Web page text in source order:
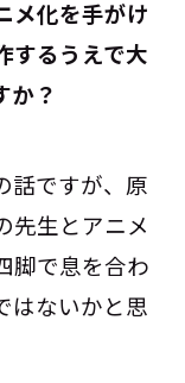
メ化を手がけ
するうえで大
か？
話ですが、原
先生とアニメ
脚で息を合わ
はないかと思